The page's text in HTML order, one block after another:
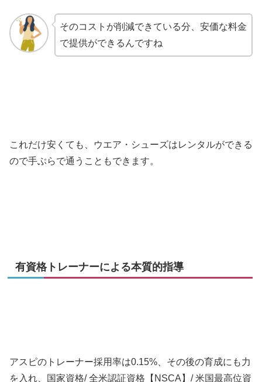
そのコストが削減できている分、安価な料金
で提供ができるんですね
これだけ安くても、ウエア・シューズはレンタルができる
ので手ぶらで通うこともできます。
有資格トレーナーによる本質的指導
アスピのトレーナー採用率は0.15%、その後の育成にも力
を入れ、国家資格/ 全米認証資格【NSCA】/ 米国最高位資